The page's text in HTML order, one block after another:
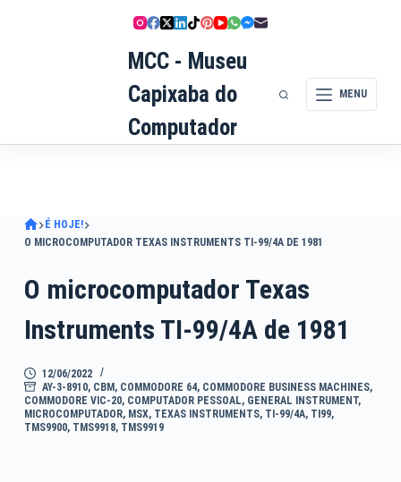
MCC - Museu
Capixaba do
Computador
MENU
É HOJE!
O MICROCOMPUTADOR TEXAS INSTRUMENTS TI-99/4A DE 1981
O microcomputador Texas
Instruments TI-99/4A de 1981
12/06/2022
AY-3-8910, CBM, COMMODORE 64, COMMODORE BUSINESS MACHINES,
COMMODORE VIC-20, COMPUTADOR PESSOAL, GENERAL INSTRUMENT,
MICROCOMPUTADOR, MSX, TEXAS INSTRUMENTS, TI-99/4A, TI99,
TMS9900, TMS9918, TMS9919